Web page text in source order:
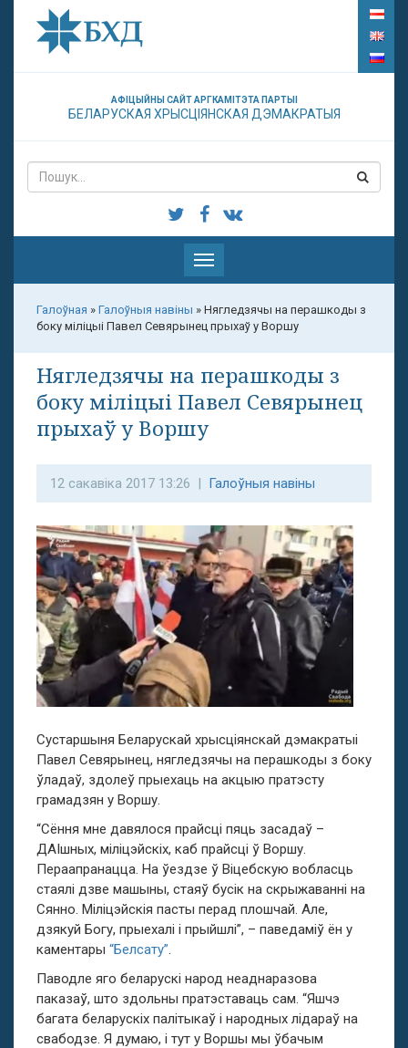
АФІЦЫЙНЫ САЙТ АРГКАМІТЭТА ПАРТЫІ
БЕЛАРУСКАЯ ХРЫСЦІЯНСКАЯ ДЭМАКРАТЫЯ
Паказаць
меню
Галоўная » Галоўныя навіны » Нягледзячы на перашкоды з
боку міліцыі Павел Севярынец прыхаў у Воршу
Нягледзячы на перашкоды з
боку міліцыі Павел Севярынец
прыхаў у Воршу
12 сакавіка 2017 13:26 | Галоўныя навіны
Сустаршыня Беларускай хрысціянскай дэмакратыі
Павел Севярынец, нягледзячы на перашкоды з боку
ўладаў, здолеў прыехаць на акцыю пратэсту
грамадзян у Воршу.
“Сёння мне давялося прайсці пяць засадаў –
ДАІшных, міліцэйскіх, каб прайсці ў Воршу.
Пераапранацца. На ўездзе ў Віцебскую вобласць
стаялі дзве машыны, стаяў бусік на скрыжаванні на
Сянно. Міліцэйскія пасты перад плошчай. Але,
дзякуй Богу, прыехалі і прыйшлі”, – паведаміў ён у
каментары “Белсату”.
Паводле яго беларускі народ неаднаразова
паказаў, што здольны пратэставаць сам. “Яшчэ
багата беларускіх палітыкаў і народных лідараў на
свабодзе. Я думаю, і тут у Воршы мы ўбачым